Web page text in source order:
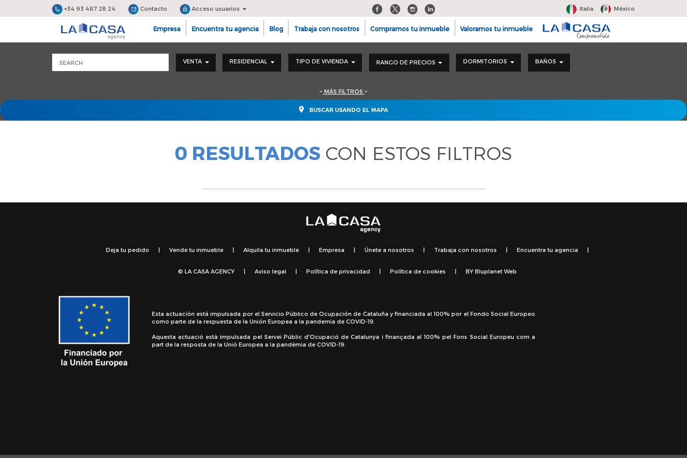
+34 93 487 28 24 Contacto Acceso usuarios Italia México
Empresa Encuentra tu agencia Blog Trabaja con nosotros Compramos tu inmueble Valoramos tu inmueble
VENTA RESIDENCIAL TIPO DE VIVIENDA RANGO DE PRECIOS DORMITORIOS BAÑOS
MÁS FILTROS
BUSCAR USANDO EL MAPA
0 RESULTADOS CON ESTOS FILTROS
Deja tu pedido | Vende tu inmueble | Alquila tu inmueble | Empresa | Únete a nosotros | Trabaja con nosotros | Encuentra tu agencia |
© LA CASA AGENCY | Aviso legal | Política de privacidad | Política de cookies | BY Bluplanet Web
Esta actuación está impulsada por el Servicio Público de Ocupación de Cataluña y financiada al 100% por el Fondo Social Europeo
como parte de la respuesta de la Unión Europea a la pandemia de COVID-19.
Aquesta actuació està impulsada pel Servei Públic d'Ocupació de Catalunya i finançada al 100% pel Fons Social Europeu com a
part de la resposta de la Unió Europea a la pandèmia de COVID-19.